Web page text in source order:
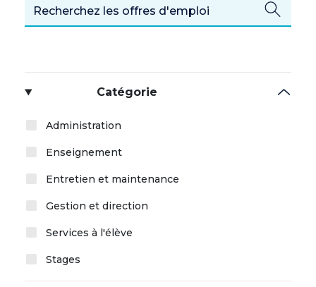
Catégorie
Administration
Enseignement
Entretien et maintenance
Gestion et direction
Services à l'élève
Stages